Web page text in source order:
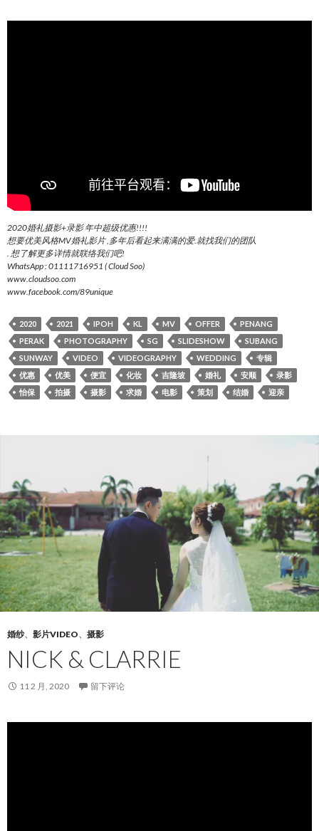
2020婚礼摄影+录影 年中超级优惠!!!!
想要优美风格MV婚礼影片 ,多年后看起来满满的爱.就找我们的团队
. 想了解更多详情就联络我们吧!
WhatsApp : 01111716951 ( Cloud Soo)
www.cloudsoo.com
www.facebook.com/89unique
2020 2021 IPOH KL MV OFFER
PENANG
PERAK
PHOTOGRAPHY SG SLIDESHOW
SUBANG
SUNWAY
VIDEO VIDEOGRAPHY WEDDING
专辑
优惠
优美 便宜 化妆 吉隆坡 婚礼 安顺
录影
怡保
拍摄 摄影 求婚 电影 策划 结婚 迎亲
婚纱、 影片VIDEO、 摄影
NICK & CLARRIE
11 2 月, 2020 留下评论